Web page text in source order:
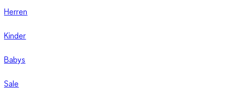
Herren
Kinder
Babys
Sale